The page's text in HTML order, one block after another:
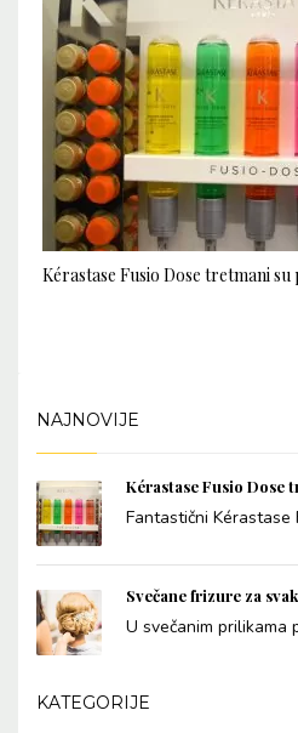
Kérastase Fusio Dose tretmani su
NAJNOVIJE
Kérastase Fusio Dose
Fantastični Kérastase
Svečane frizure za
U svečanim prilikama
KATEGORIJE